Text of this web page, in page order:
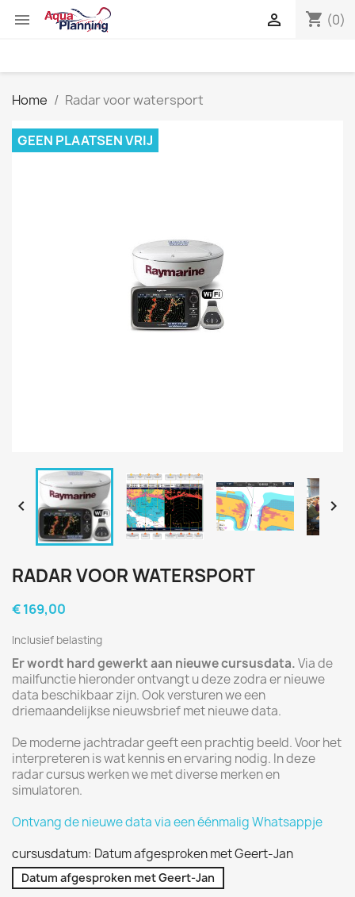
 shopping_cart (0)

Home Radar voor watersport
GEEN PLAATSEN VRIJ
 
RADAR VOOR WATERSPORT
€ 169,00
Inclusief belasting
Er wordt hard gewerkt aan nieuwe cursusdata.Via de
mailfunctie hieronder ontvangt u deze zodra er nieuwe
data beschikbaar zijn. Ook versturen we een
driemaandelijkse nieuwsbrief met nieuwe data.
De moderne jachtradar geeft een prachtig beeld. Voor het
interpreteren is wat kennis en ervaring nodig. In deze
radar cursus werken we met diverse merken en
simulatoren.
Ontvang de nieuwe data via een éénmalig Whatsappje
cursusdatum: Datum afgesproken met Geert-Jan
Datum afgesproken met Geert-Jan